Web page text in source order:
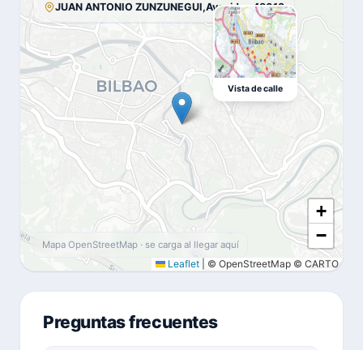
+
−
Leaflet © OpenStreetMap © CARTO
JUAN ANTONIO ZUNZUNEGUI,Avenida · 48013
Vista de calle
Mapa OpenStreetMap · se carga al llegar aquí
Preguntas frecuentes